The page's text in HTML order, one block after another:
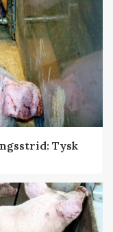
Tysk